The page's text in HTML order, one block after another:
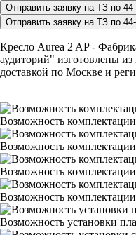
Кресло Aurea 2 AP -
аудиторий" изготовлены
доставкой по Москве и
Возможность
Возможность
Возможность
Возможность
Возможность установки